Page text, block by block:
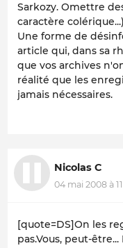
Sarkozy. Omettre
caractère
Une forme de
article qui, dans sa
que vos archives
réalité que les
jamais nécessaires.
Nicolas C
04 mai 2008 à
[quote=DS]On les
pas.Vous, peut-